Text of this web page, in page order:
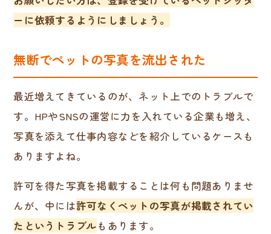
ーに依頼するようにしましょう。
無断でペットの写真を流出された
最近増えてきているのが、ネット上でのトラブルで
す。HPやSNSの運営に力を入れている企業も増え、
写真を添えて仕事内容などを紹介しているケースも
ありますよね。
許可を得た写真を掲載することは何も問題ありませ
んが、中には許可なくペットの写真が掲載されてい
たというトラブルもあります。